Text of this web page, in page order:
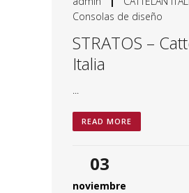
Consolas de diseño
STRATOS –
Italia
READ MORE
03
noviembre